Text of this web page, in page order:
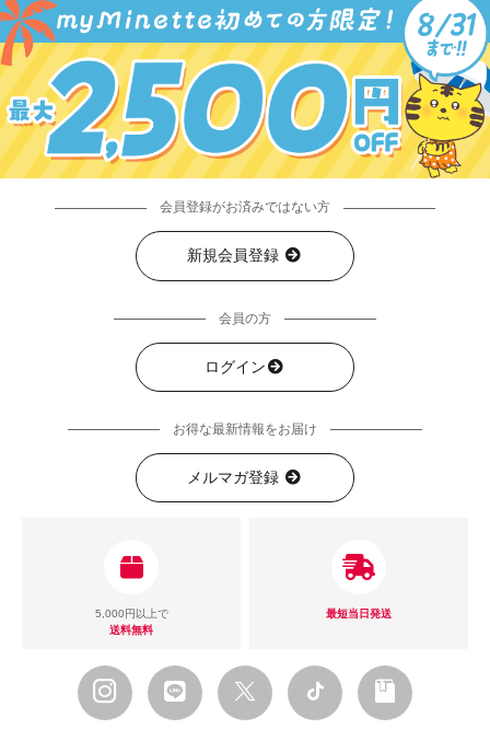
会員登録がお済みではない方
新規会員登録
会員の方
ログイン
お得な最新情報をお届け
メルマガ登録
5,000円以上で
送料無料
最短当日発送